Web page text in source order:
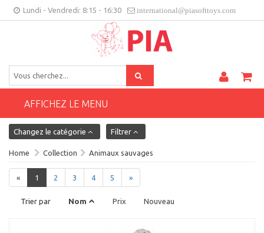
Lundi - Vendredi: 8:15 - 16:30 international@piasofttoys.com
Feedback des clients
FR
AFFICHEZ LE MENU
Changez le catégorie Filtrer
Home Collection Animaux sauvages
« 1 2 3 4 5 »
Trier par Nom Prix Nouveau